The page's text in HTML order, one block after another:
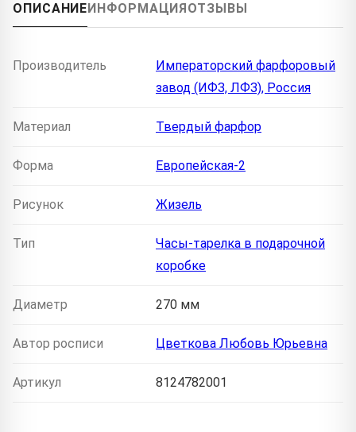
ОПИСАНИЕ ИНФОРМАЦИЯ ОТЗЫВЫ
Производитель
Императорский фарфоровый
завод (ИФЗ, ЛФЗ), Россия
Материал Твердый фарфор
Форма Европейская-2
Рисунок Жизель
Тип
Часы-тарелка в подарочной
коробке
Диаметр 270 мм
Автор росписи Цветкова Любовь Юрьевна
Артикул 8124782001